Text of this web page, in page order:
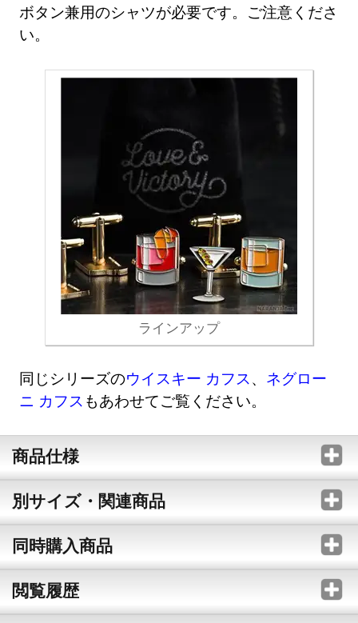
ボタン兼用のシャツが必要です。ご注意くださ
い。
ラインアップ
同じシリーズのウイスキー カフス 、 ネグロー
ニ カフス もあわせてご覧ください。
商品仕様
別サイズ・関連商品
同時購入商品
閲覧履歴